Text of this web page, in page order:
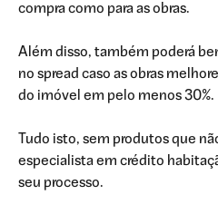
compra como para as obras.
Além disso, também poderá
no spread caso as obras
do imóvel em pelo menos 30%.
Tudo isto, sem produtos que
especialista em crédito
seu processo.